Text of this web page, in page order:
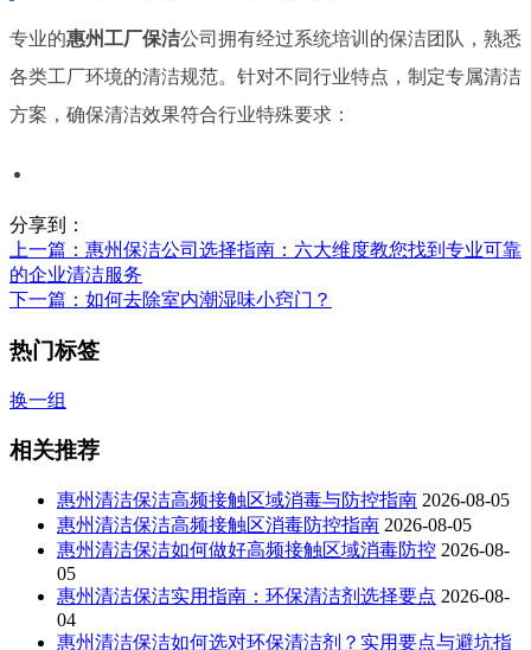
专业的惠州工厂保洁公司拥有经过系统培训的保洁团队，熟悉
各类工厂环境的清洁规范。针对不同行业特点，制定专属清洁
方案，确保清洁效果符合行业特殊要求：
分享到：
上一篇 ：惠州保洁公司选择指南：六大维度教您找到专业可靠
的企业清洁服务
下一篇 ：如何去除室内潮湿味小窍门？
热门标签
换一组
相关推荐
惠州清洁保洁高频接触区域消毒与防控指南 2026-08-05
惠州清洁保洁高频接触区消毒防控指南 2026-08-05
惠州清洁保洁如何做好高频接触区域消毒防控 2026-08-
05
惠州清洁保洁实用指南：环保清洁剂选择要点 2026-08-
04
惠州清洁保洁如何选对环保清洁剂？实用要点与避坑指